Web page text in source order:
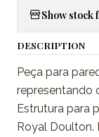
Show stock
DESCRIPTION
Peça para
representando
Estrutura para
Royal Doulton.